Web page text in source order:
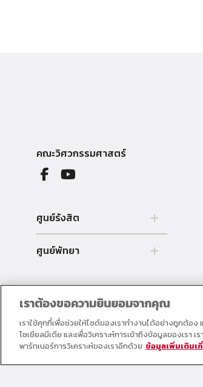
คณะวิศวกรรมศาสตร์
ศูนย์รังสิต
99 หมู่ 18 ถ.พหลโยธิน คลองหลวง
รังสิต ปทุมธานี 12121 ประเทศไทย.
ศูนย์พัทยา
จ.ชลบุรี 20150 ประเทศไทย Tel. 038
259 010 - 69 ต่อ 3000
เราต้องขอความยินยอมจากคุณ
เราใช้คุกกี้เพื่อช่วยให้ไซต์ของเราทำงานได้อย่างถูกต้
โซเชียลมีเดีย และเพื่อวิเคราะห์การเข้าถึงข้อมูลของเรา
พาร์ทเนอร์การวิเคราะห์ของเราอีกด้วย ข้อมูลเพิ่มเติม